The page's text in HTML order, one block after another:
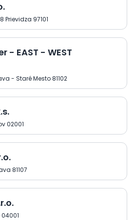
Prievidza 97101
- EAST - WEST
- Staré Mesto 81102
02001
81107